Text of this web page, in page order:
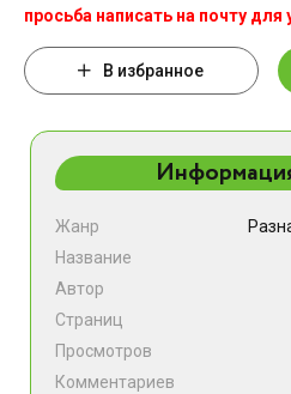
просьба написать на почту
В избранное
Жанр
Название
Автор
Страниц
Просмотров
Комментариев